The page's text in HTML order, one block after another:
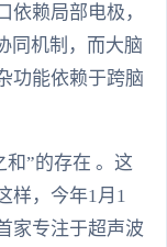
依赖局部电极，
同机制，而大脑
功能依赖于跨脑
”的存在 。这
样，今年1月1
家专注于超声波